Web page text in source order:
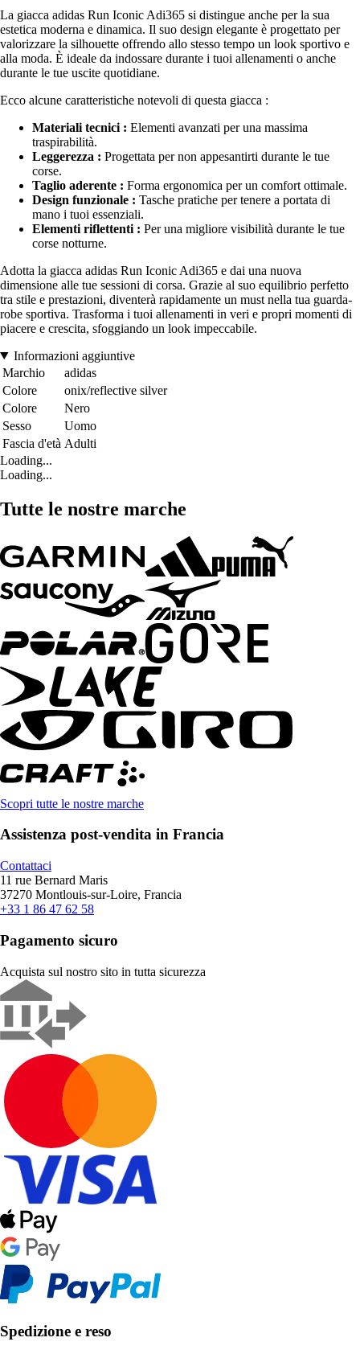
La giacca adidas Run Iconic Adi365 si distingue anche per la sua
estetica moderna e dinamica. Il suo design elegante è progettato per
valorizzare la silhouette offrendo allo stesso tempo un look sportivo e
alla moda. È ideale da indossare durante i tuoi allenamenti o anche
durante le tue uscite quotidiane.
Ecco alcune caratteristiche notevoli di questa giacca :
Materiali tecnici : Elementi avanzati per una massima
traspirabilità.
Leggerezza : Progettata per non appesantirti durante le tue
corse.
Taglio aderente : Forma ergonomica per un comfort ottimale.
Design funzionale : Tasche pratiche per tenere a portata di
mano i tuoi essenziali.
Elementi riflettenti : Per una migliore visibilità durante le tue
corse notturne.
Adotta la giacca adidas Run Iconic Adi365 e dai una nuova
dimensione alle tue sessioni di corsa. Grazie al suo equilibrio perfetto
tra stile e prestazioni, diventerà rapidamente un must nella tua guarda-
robe sportiva. Trasforma i tuoi allenamenti in veri e propri momenti di
piacere e crescita, sfoggiando un look impeccabile.
Informazioni aggiuntive
Marchio
adidas
Colore
onix/reflective silver
Colore
Nero
Sesso
Uomo
Fascia d'età Adulti
Loading...
Loading...
Tutte le nostre marche
Scopri tutte le nostre marche
Assistenza post-vendita in Francia
Contattaci
11 rue Bernard Maris
37270 Montlouis-sur-Loire, Francia
+33 1 86 47 62 58
Pagamento sicuro
Acquista sul nostro sito in tutta sicurezza
Spedizione e reso